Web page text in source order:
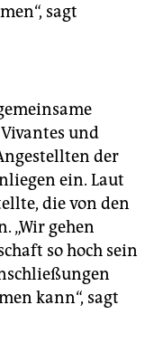
sagt
und
der
ein. Laut
die von den
„Wir gehen
so hoch sein
kann“, sagt